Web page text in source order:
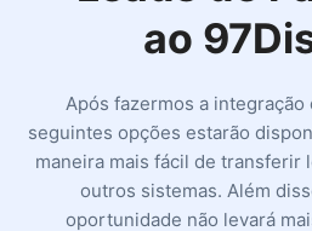
ao
Após fazermos a integração
seguintes opções estarão
maneira mais fácil de transferir
outros sistemas. Além
oportunidade não levará